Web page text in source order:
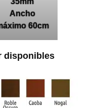
Ancho
60cm
disponibles